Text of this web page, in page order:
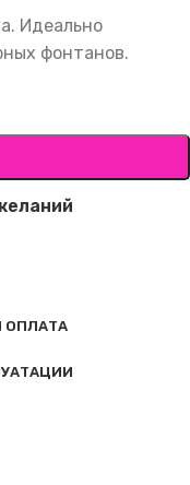
Идеально
фонтанов.
ОПЛАТА